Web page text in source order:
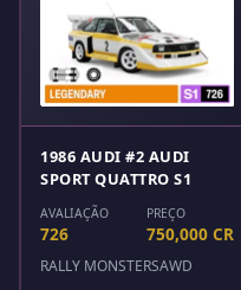
1986 AUDI #2 AUDI
SPORT QUATTRO S1
AVALIAÇÃO
726
PREÇO
750,000 CR
RALLY MONSTERSAWD